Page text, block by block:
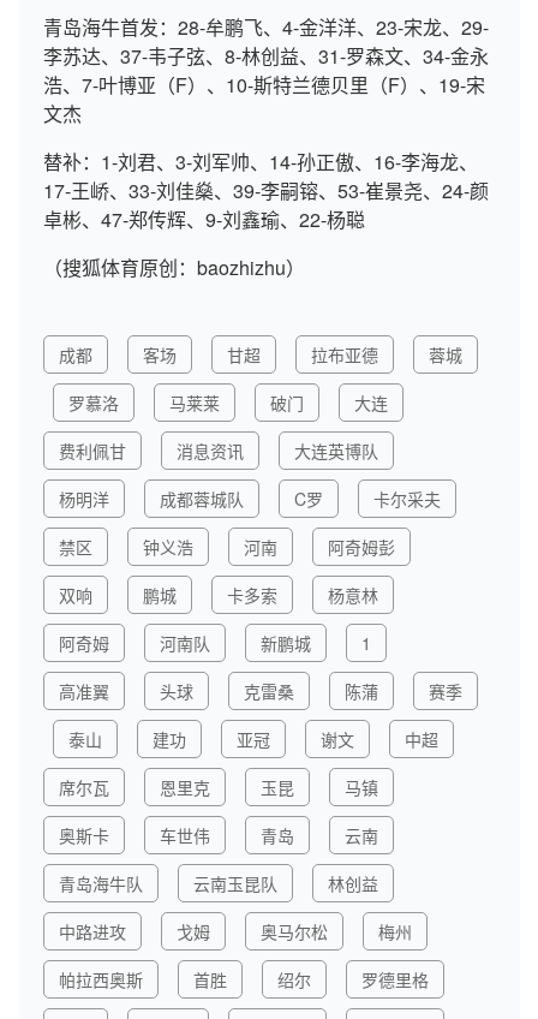
青岛海牛首发：28-牟鹏飞、4-金洋洋、23-宋龙、29-
李苏达、37-韦子弦、8-林创益、31-罗森文、34-金永
浩、7-叶博亚（F）、10-斯特兰德贝里（F）、19-宋
文杰
替补：1-刘君、3-刘军帅、14-孙正傲、16-李海龙、
17-王峤、33-刘佳燊、39-李嗣镕、53-崔景尧、24-颜
卓彬、47-郑传辉、9-刘鑫瑜、22-杨聪
（搜狐体育原创：baozhizhu）
成都 客场 甘超 拉布亚德
蓉城
罗慕洛
马莱莱 破门
大连
费利佩甘
消息资讯
大连英博队
杨明洋
成都蓉城队 C罗
卡尔采夫
禁区
钟义浩 河南
阿奇姆彭
双响
鹏城 卡多索
杨意林
阿奇姆
河南队 新鹏城
1
高准翼
头球 克雷桑 陈蒲
赛季
泰山
建功 亚冠 谢文
中超
席尔瓦
恩里克 玉昆
马镇
奥斯卡
车世伟 青岛
云南
青岛海牛队
云南玉昆队
林创益
中路进攻
戈姆 奥马尔松
梅州
帕拉西奥斯
首胜 绍尔
罗德里格